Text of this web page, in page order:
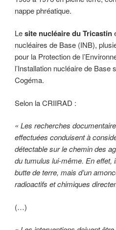
nappe phréatique.
Lesite nucléaire du Tricastin
nucléaires de Base (INB),
pour la Protection de
l’Installation nucléaire de
Cogéma.
Selon la CRIIRAD :
« Les recherches
effectuées conduisent à
détectable sur le chemin des
du tumulus lui-même. En effet,
butte de terre, mais d’un
radioactifs et chimiques
(…)